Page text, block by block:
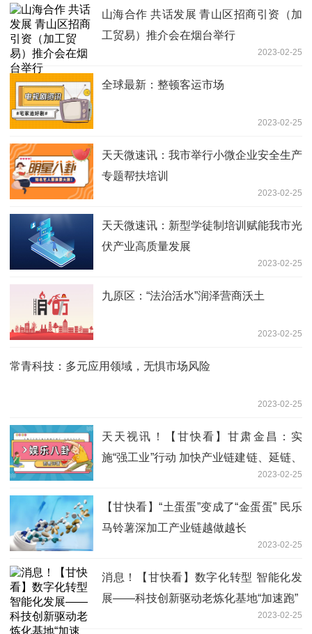
山海合作 共话发展 青山区招商引资（加
工贸易）推介会在烟台举行
2023-02-25
全球最新：整顿客运市场
2023-02-25
天天微速讯：我市举行小微企业安全生产
专题帮扶培训
2023-02-25
天天微速讯：新型学徒制培训赋能我市光
伏产业高质量发展
2023-02-25
九原区：“法治活水”润泽营商沃土
2023-02-25
常青科技：多元应用领域，无惧市场风险
2023-02-25
天天视讯！【甘快看】甘肃金昌：实
施“强工业”行动 加快产业链建链、延链、
2023-02-25
【甘快看】“土蛋蛋”变成了“金蛋蛋” 民乐
马铃薯深加工产业链越做越长
2023-02-25
消息！【甘快看】数字化转型 智能化发
展——科技创新驱动老炼化基地“加速跑”
2023-02-25